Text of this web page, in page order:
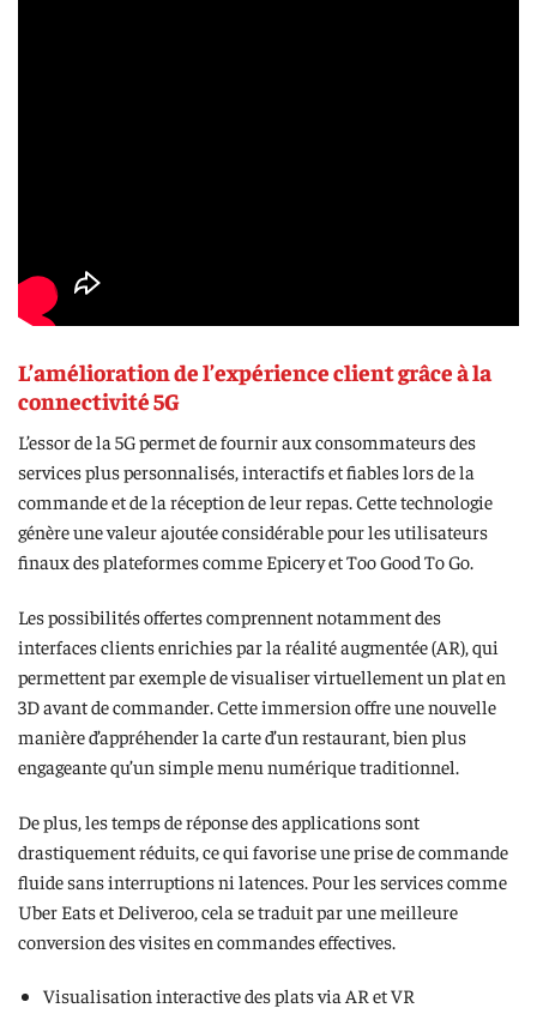
L’amélioration de l’expérience client grâce à la
connectivité 5G
L’essor de la 5G permet de fournir aux consommateurs des
services plus personnalisés, interactifs et fiables lors de la
commande et de la réception de leur repas. Cette technologie
génère une valeur ajoutée considérable pour les utilisateurs
finaux des plateformes comme Epicery et Too Good To Go.
Les possibilités offertes comprennent notamment des
interfaces clients enrichies par la réalité augmentée (AR), qui
permettent par exemple de visualiser virtuellement un plat en
3D avant de commander. Cette immersion offre une nouvelle
manière d’appréhender la carte d’un restaurant, bien plus
engageante qu’un simple menu numérique traditionnel.
De plus, les temps de réponse des applications sont
drastiquement réduits, ce qui favorise une prise de commande
fluide sans interruptions ni latences. Pour les services comme
Uber Eats et Deliveroo, cela se traduit par une meilleure
conversion des visites en commandes effectives.
Visualisation interactive des plats via AR et VR